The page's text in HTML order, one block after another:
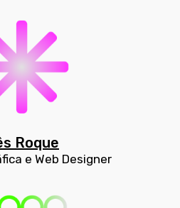
Roque
e Web Designer